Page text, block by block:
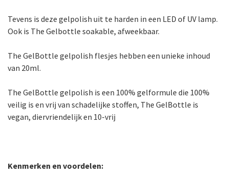
Tevens is deze gelpolish uit te harden in een LED of UV lamp.
Ook is The Gelbottle soakable, afweekbaar.
The GelBottle gelpolish flesjes hebben een unieke inhoud
van 20ml.
The GelBottle gelpolish is een 100% gelformule die 100%
veilig is en vrij van schadelijke stoffen, The GelBottle is
vegan, diervriendelijk en 10-vrij
Kenmerken en voordelen: